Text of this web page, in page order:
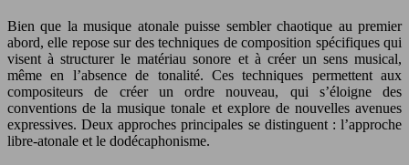
Bien que la musique atonale puisse sembler chaotique au premier
abord, elle repose sur des techniques de composition spécifiques qui
visent à structurer le matériau sonore et à créer un sens musical,
même en l’absence de tonalité. Ces techniques permettent aux
compositeurs de créer un ordre nouveau, qui s’éloigne des
conventions de la musique tonale et explore de nouvelles avenues
expressives. Deux approches principales se distinguent : l’approche
libre-atonale et le dodécaphonisme.